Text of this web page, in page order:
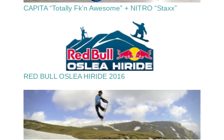
CAPITA “Totally Fk’n Awesome” + NITRO “Staxx”
RED BULL OSLEA HIRIDE 2016